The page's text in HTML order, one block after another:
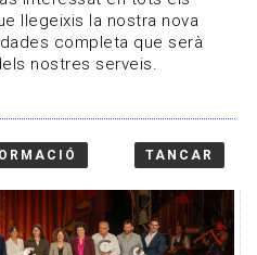
llegeixis la nostra nova
completa que serà
nostres serveis.
TANCAR